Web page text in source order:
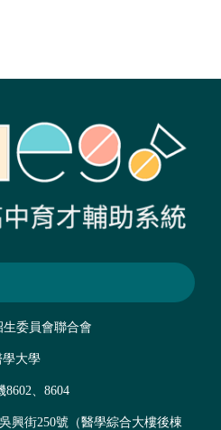
委員會聯合會
大學
8602、8604
興街250號（醫學綜合大樓後棟